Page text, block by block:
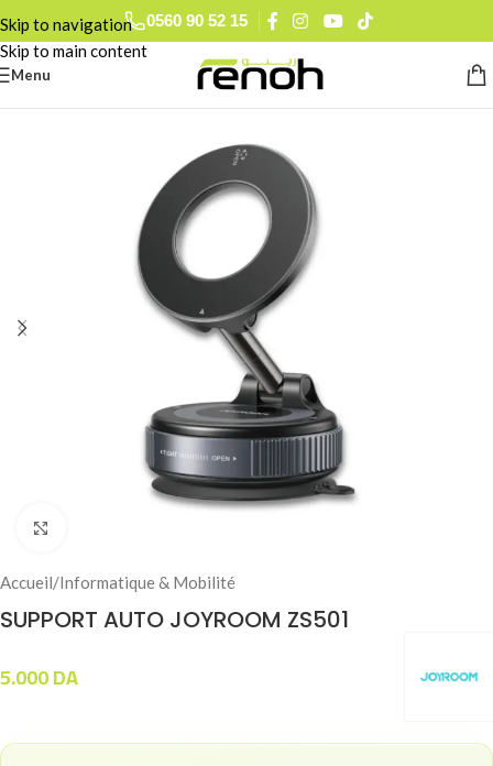
Skip to navigation
Skip to main content
0560 90 52 15
Menu
Accueil/Informatique & Mobilité
SUPPORT AUTO JOYROOM ZS501
5.000DA